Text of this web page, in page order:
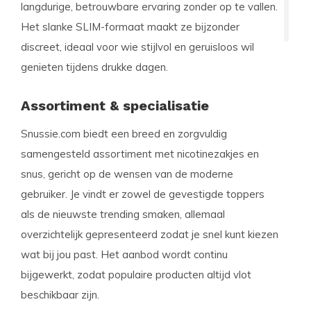
langdurige, betrouwbare ervaring zonder op te vallen.
Het slanke SLIM-formaat maakt ze bijzonder
discreet, ideaal voor wie stijlvol en geruisloos wil
genieten tijdens drukke dagen.
Assortiment & specialisatie
Snussie.com biedt een breed en zorgvuldig
samengesteld assortiment met nicotinezakjes en
snus, gericht op de wensen van de moderne
gebruiker. Je vindt er zowel de gevestigde toppers
als de nieuwste trending smaken, allemaal
overzichtelijk gepresenteerd zodat je snel kunt kiezen
wat bij jou past. Het aanbod wordt continu
bijgewerkt, zodat populaire producten altijd vlot
beschikbaar zijn.